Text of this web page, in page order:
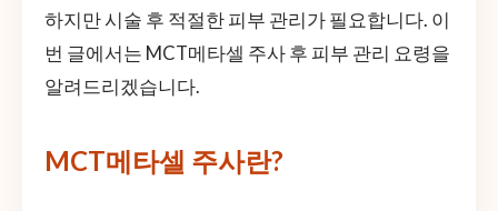
하지만 시술 후 적절한 피부 관리가 필요합니다. 이
번 글에서는 MCT메타셀 주사 후 피부 관리 요령을
알려드리겠습니다.
MCT메타셀 주사란?